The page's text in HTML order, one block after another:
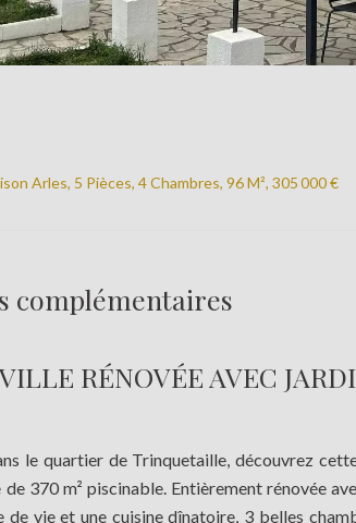
Arles, 5 Pièces, 4 Chambres, 96 M², 305 000 €
complémentaires
RÉNOVÉE AVEC
le quartier de Trinquetaille, découvrez
370 m² piscinable. Entièrement rénovée
de vie et une cuisine dînatoire, 3 belles